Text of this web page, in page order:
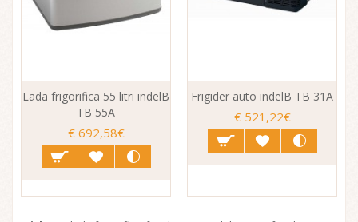
Lada frigorifica 55 litri indelB
TB 55A
€ 692,58€
Frigider auto indelB TB 31A
€ 521,22€